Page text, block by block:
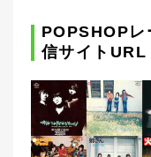
POPSHOPレ
信サイトURL